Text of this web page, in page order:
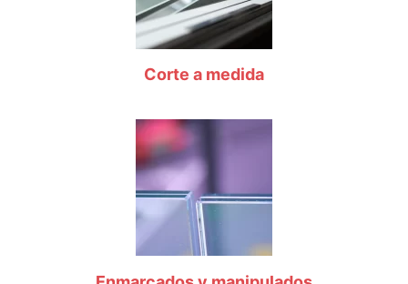
Corte a medida